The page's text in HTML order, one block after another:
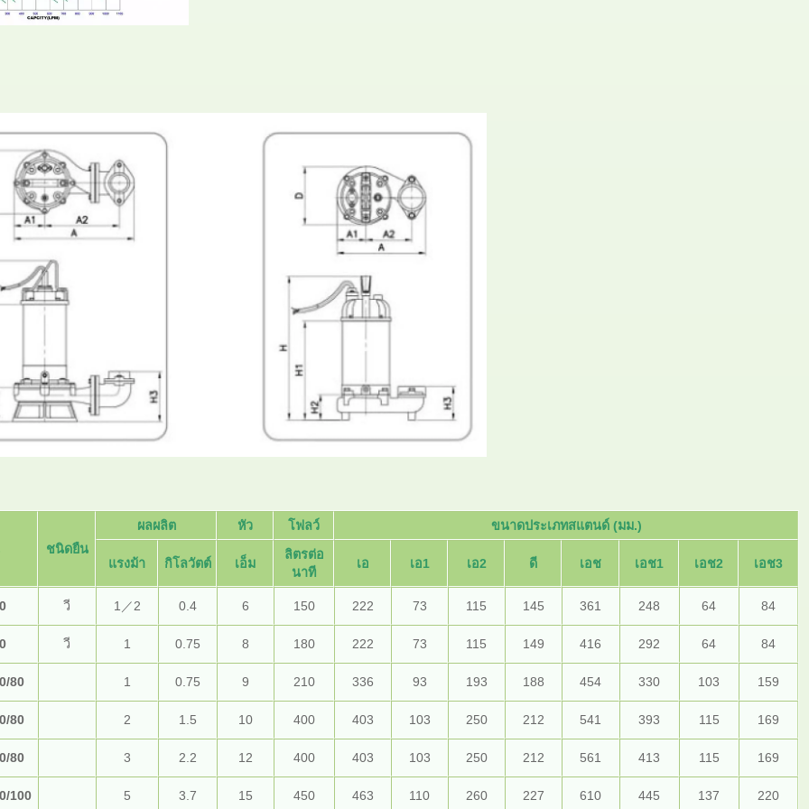
ชนิดยืน
ผลผลิต หัว โฟลว์ ขนาดประเภทสแตนด์ (มม.)
แรงม้า กิโลวัตต์ เอ็ม
ลิตรต่อ
นาที
เอ เอ1 เอ2 ดี เอช เอช1 เอช2 เอช3
วี 1 ／2 0.4 6 150 222 73 115 145 361 248 64 84
วี 1 0.75 8 180 222 73 115 149 416 292 64 84
80 1 0.75 9 210 336 93 193 188 454 330 103 159
80 2 1.5 10 400 403 103 250 212 541 393 115 169
80 3 2.2 12 400 403 103 250 212 561 413 115 169
100 5 3.7 15 450 463 110 260 227 610 445 137 220